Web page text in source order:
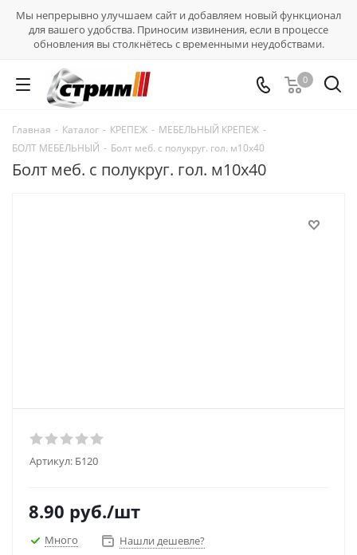
Мы непрерывно улучшаем сайт и добавляем новый функционал
для вашего удобства. Приносим извинения, если в процессе
обновления вы столкнётесь с временными неудобствами.
0
Главная - Каталог - КРЕПЕЖ - МЕБЕЛЬНЫЙ КРЕПЕЖ -
БОЛТ МЕБЕЛЬНЫЙ - Болт меб. с полукруг. гол. м10х40
Болт меб. с полукруг. гол. м10х40
Артикул: Б120
8.90 руб./шт
Много Нашли дешевле?